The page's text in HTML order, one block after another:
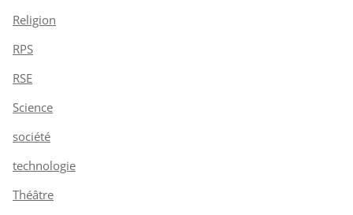
Religion
RPS
RSE
Science
société
technologie
Théâtre